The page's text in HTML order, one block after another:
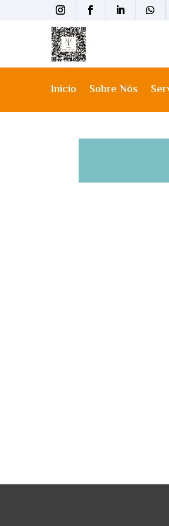
Inicio Sobre Nós